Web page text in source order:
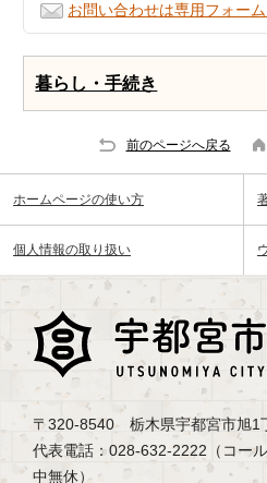
お問い合わせは専用フォー
暮らし・手続き
前のページへ戻る
ホームページの使い方
個人情報の取り扱い
〒320-8540 栃木県宇都宮市旭1
代表電話：028-632-2222（コー
中無休）